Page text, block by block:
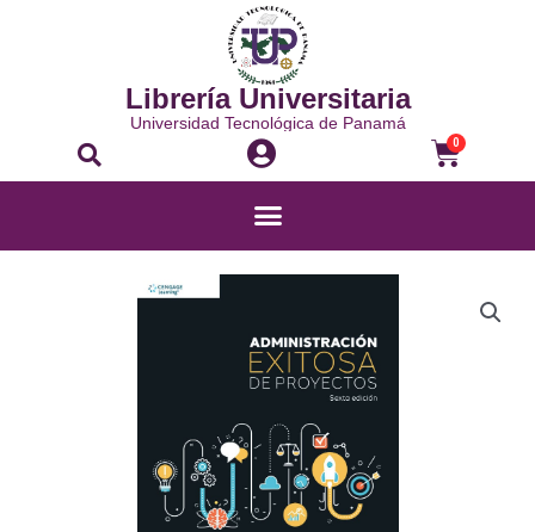
Librería Universitaria
Universidad Tecnológica de Panamá
0